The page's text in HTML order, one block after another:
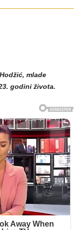
mlade
godini života.